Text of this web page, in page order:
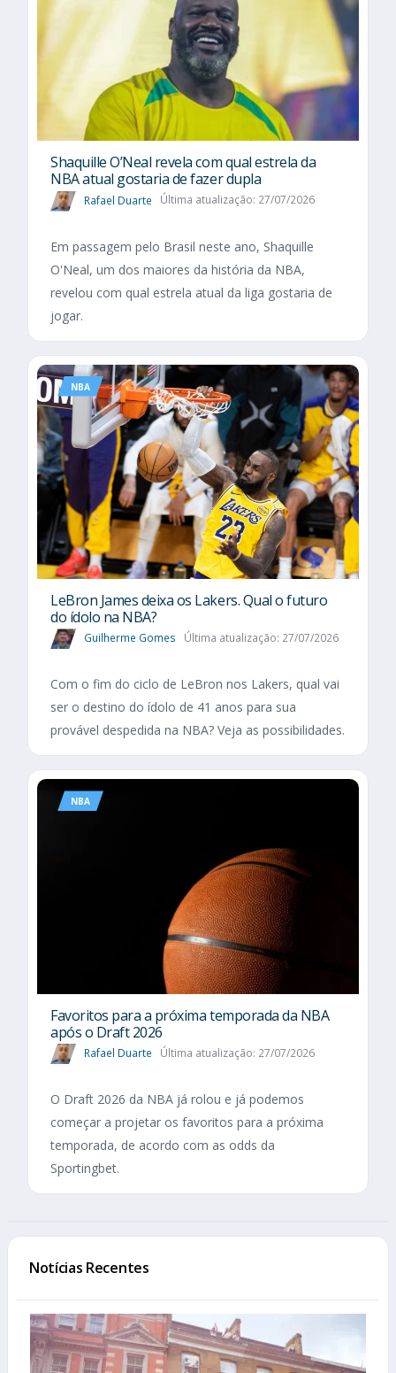
Shaquille O’Neal revela com qual estrela da
NBA atual gostaria de fazer dupla
Rafael Duarte Última atualização: 27/07/2026
Em passagem pelo Brasil neste ano, Shaquille
O'Neal, um dos maiores da história da NBA,
revelou com qual estrela atual da liga gostaria de
jogar.
NBA
LeBron James deixa os Lakers. Qual o futuro
do ídolo na NBA?
Guilherme Gomes Última atualização: 27/07/2026
Com o fim do ciclo de LeBron nos Lakers, qual vai
ser o destino do ídolo de 41 anos para sua
provável despedida na NBA? Veja as possibilidades.
NBA
Favoritos para a próxima temporada da NBA
após o Draft 2026
Rafael Duarte Última atualização: 27/07/2026
O Draft 2026 da NBA já rolou e já podemos
começar a projetar os favoritos para a próxima
temporada, de acordo com as odds da
Sportingbet.
Notícias Recentes